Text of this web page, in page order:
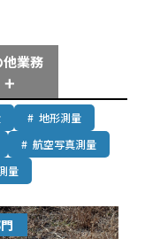
地形測量
航空写真測量
量
他業務